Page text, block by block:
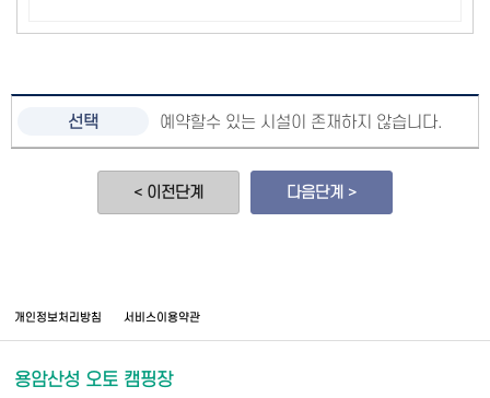
예약할수 있는 시설이 존재하지 않습니다.
< 이전단계 다음단계 >
개인정보처리방침 서비스이용약관
용암산성 오토 캠핑장